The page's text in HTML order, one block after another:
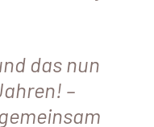
das nun
–